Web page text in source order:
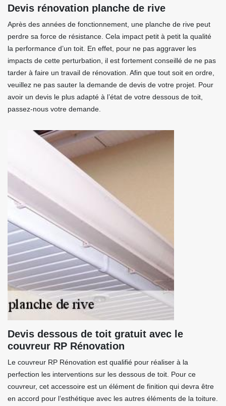
Devis rénovation planche de rive
Après des années de fonctionnement, une planche de rive peut
perdre sa force de résistance. Cela impact petit à petit la qualité
la performance d’un toit. En effet, pour ne pas aggraver les
impacts de cette perturbation, il est fortement conseillé de ne pas
tarder à faire un travail de rénovation. Afin que tout soit en ordre,
veuillez ne pas sauter la demande de devis de votre projet. Pour
avoir un devis le plus adapté à l’état de votre dessous de toit,
passez-nous votre demande.
Devis dessous de toit gratuit avec le
couvreur RP Rénovation
Le couvreur RP Rénovation est qualifié pour réaliser à la
perfection les interventions sur les dessous de toit. Pour ce
couvreur, cet accessoire est un élément de finition qui devra être
en accord pour l’esthétique avec les autres éléments de la toiture.